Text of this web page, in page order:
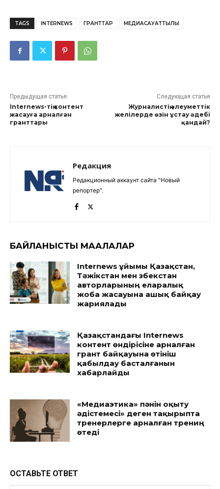
TAGS INTERNEWS ГРАНТТАР МЕДИАСАУАТТЫЛЫҚ
Предыдущая статья
Internews-тің контент
жасауға арналған
гранттары
Следующая статья
Журналистің әлеуметтік
желілерде өзін ұстау әдебі
қандай?
Редакция
Редакционный аккаунт сайта "Новый
репортер".
БАЙЛАНЫСТЫ МАҚАЛАЛАР
Internews ұйымы Қазақстан,
Тәжікстан мен Өзбекстан
авторларының еларалық
жоба жасауына ашық байқау
жариялады
Қазақстандағы Internews
контент өндірісіне арналған
грант байқауына өтініш
қабылдау басталғанын
хабарлайды
«Медиаэтика» пәнін оқыту
әдістемесі» деген тақырыпта
тренерлерге арналған трениң
өтеді
ОСТАВЬТЕ ОТВЕТ